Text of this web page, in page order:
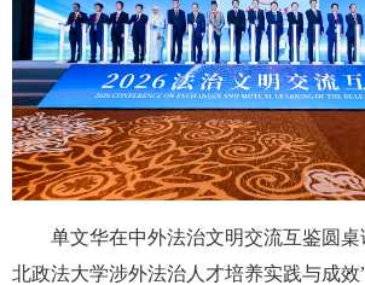
单文华在中外法治文明交流互鉴圆
北政法大学涉外法治人才培养实践与成